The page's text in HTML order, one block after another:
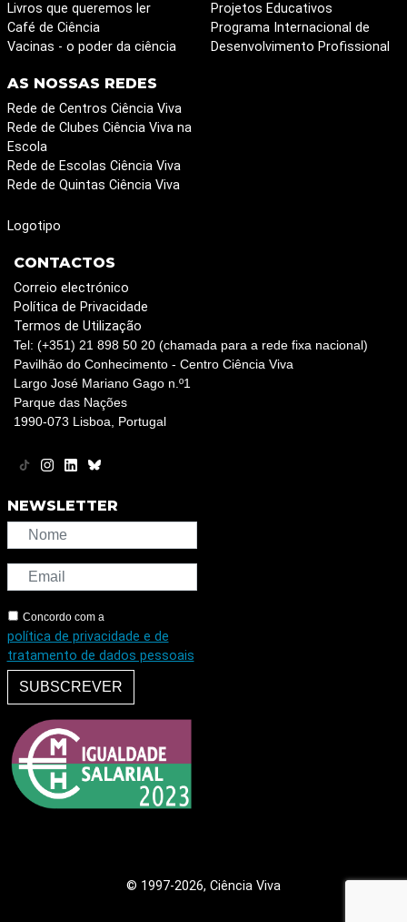
Livros que queremos ler
Café de Ciência
Vacinas - o poder da ciência
Projetos Educativos
Programa Internacional de
Desenvolvimento Profissional
AS NOSSAS REDES
Rede de Centros Ciência Viva
Rede de Clubes Ciência Viva na
Escola
Rede de Escolas Ciência Viva
Rede de Quintas Ciência Viva
Logotipo
CONTACTOS
Correio electrónico
Política de Privacidade
Termos de Utilização
Tel: (+351) 21 898 50 20 (chamada para a rede fixa nacional)
Pavilhão do Conhecimento - Centro Ciência Viva
Largo José Mariano Gago n.º1
Parque das Nações
1990-073 Lisboa, Portugal
NEWSLETTER
Concordo com a
política de privacidade e de
tratamento de dados pessoais
SUBSCREVER
© 1997-2026, Ciência Viva